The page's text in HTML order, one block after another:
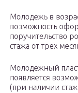
Молодежь в
возможность
поручительство
стажа от трех
Молодежный
появляется
(при наличии